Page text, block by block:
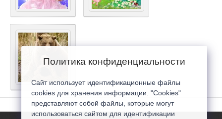
Политика конфиденциальности
Сайт использует идентификационные файлы
cookies для хранения информации. "Cookies"
представляют собой файлы, которые могут
использоваться сайтом для идентификации